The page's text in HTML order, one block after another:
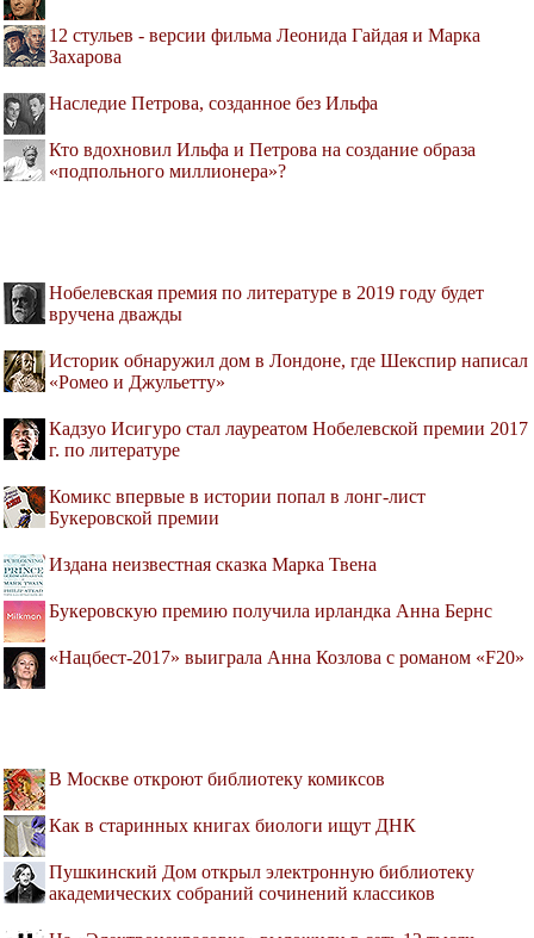
12 стульев - версии фильма Леонида Гайдая и Марка
Захарова
Наследие Петрова, созданное без Ильфа
Кто вдохновил Ильфа и Петрова на создание образа
«подпольного миллионера»?
Нобелевская премия по литературе в 2019 году будет
вручена дважды
Историк обнаружил дом в Лондоне, где Шекспир написал
«Ромео и Джульетту»
Кадзуо Исигуро стал лауреатом Нобелевской премии 2017
г. по литературе
Комикс впервые в истории попал в лонг-лист
Букеровской премии
Издана неизвестная сказка Марка Твена
Букеровскую премию получила ирландка Анна Бернс
«Нацбест-2017» выиграла Анна Козлова с романом «F20»
В Москве откроют библиотеку комиксов
Как в старинных книгах биологи ищут ДНК
Пушкинский Дом открыл электронную библиотеку
академических собраний сочинений классиков